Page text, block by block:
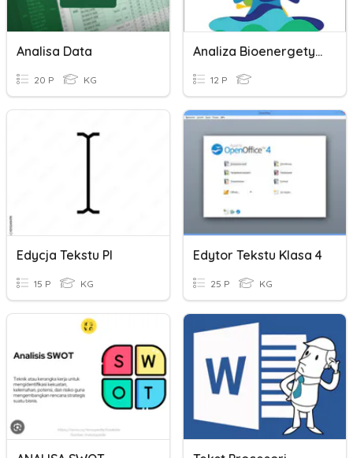
Analisa Data
20 P KG
Analiza Bioenergetyczna
12 P
Edycja Tekstu Pl
15 P KG
Edytor Tekstu Klasa 4
25 P KG